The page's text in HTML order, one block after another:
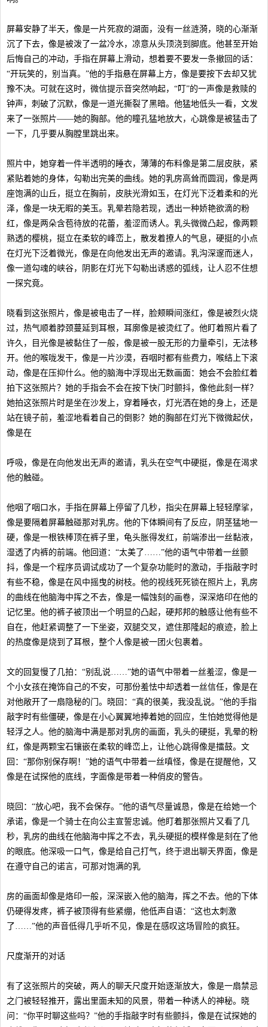
屏幕安静了半天，像是一片死寂的湖面，没有一丝涟漪，晓的心渐渐
沉了下去，像是被泼了一盆冷水，凉意从头顶浇到脚底。他甚至开始
后悔自己的冲动，手指在屏幕上滑动，想着要不要发一条撤回的话：
“开玩笑的，别当真。”他的手指悬在屏幕上方，像是要按下去却又犹
豫不决。可就在这时，微信提示音突然响起，“叮”的一声像是救赎的
钟声，刺破了沉默，像是一道光撕裂了黑暗。他猛地低头一看，文发
来了一张照片——她的胸部。他的瞳孔猛地放大，心跳像是被猛击了
一下，几乎要从胸膛里跳出来。
照片中，她穿着一件半透明的睡衣，薄薄的布料像是第二层皮肤，紧
紧贴着她的身体，勾勒出完美的曲线。她的乳房高耸而圆润，像是两
座饱满的山丘，挺立在胸前，皮肤光滑如玉，在灯光下泛着柔和的光
泽，像是一块无暇的美玉。乳晕若隐若现，透出一种娇艳欲滴的粉
红，像是两朵含苞待放的花蕾，羞涩而诱人。乳头微微凸起，像两颗
熟透的樱桃，挺立在柔软的峰峦上，散发着撩人的气息，硬挺的小点
在灯光下泛着微光，像是在向他发出无声的邀请。乳沟深邃而迷人，
像一道勾魂的峡谷，阴影在灯光下勾勒出诱惑的弧线，让人忍不住想
一探究竟。
晓看到这张照片，像是被电击了一样，脸颊瞬间涨红，像是被烈火烧
过，热气顺着脖颈蔓延到耳根，耳廓像是被烫红了。他盯着照片看了
许久，目光像是被黏住了一般，像是被一股无形的力量牵引，无法移
开。他的喉咙发干，像是一片沙漠，吞咽时都有些费力，喉结上下滚
动，像是在压抑什么。他的脑海中浮现出无数画面：她会不会脸红着
拍下这张照片？她的手指会不会在按下快门时颤抖，像他此刻一样？
她拍这张照片时是坐在沙发上，穿着睡衣，灯光洒在她的身上，还是
站在镜子前，羞涩地看着自己的倒影？她的胸部在灯光下微微起伏，
像是在
呼吸，像是在向他发出无声的邀请，乳头在空气中硬挺，像是在渴求
他的触碰。
他咽了咽口水，手指在屏幕上停留了几秒，指尖在屏幕上轻轻摩挲，
像是要隔着屏幕触碰那对乳房。他的下体瞬间有了反应，阴茎猛地一
硬，像是一根铁棒顶在裤子里，龟头胀得发红，前端渗出一丝黏液，
湿透了内裤的前端。他回道：“太美了……”他的语气中带着一丝颤
抖，像是一个程序员调试成功了一个复杂功能时的激动，手指敲字时
有些不稳，像是在风中摇曳的树枝。他的视线死死锁在照片上，乳房
的曲线在他脑海中挥之不去，像是一幅蚀刻的画卷，深深烙印在他的
记忆里。他的裤子被顶出一个明显的凸起，硬邦邦的触感让他有些不
自在，他赶紧调整了一下坐姿，双腿交叉，遮住那隆起的痕迹，脸上
的热度像是烧到了耳根，整个人像是被一团火包裹着。
文的回复慢了几拍：“别乱说……”她的语气中带着一丝羞涩，像是一
个小女孩在掩饰自己的不安，可那份羞怯中却透着一丝信任，像是在
对他敞开了一扇隐秘的门。晓回：“真的很美，我没乱说。”他的手指
敲字时有些僵硬，像是在小心翼翼地捧着她的回应，生怕她觉得他是
轻浮之人。他的脑海中满是那对乳房的画面，乳头的硬挺，乳晕的粉
红，像是两颗宝石镶嵌在柔软的峰峦上，让他心跳得像是擂鼓。文
回：“那你别保存啊！”她的语气中带着一丝嗔怪，像是在提醒他，又
像是在试探他的底线，字面像是带着一种俏皮的警告。
晓回：“放心吧，我不会保存。”他的语气尽量诚恳，像是在给她一个
承诺，像是一个骑士在向公主宣誓忠诚。他盯着那张照片又看了几
秒，乳房的曲线在他脑海中挥之不去，乳头硬挺的模样像是刻在了他
的眼底。他深吸一口气，像是给自己打气，终于退出聊天界面，像是
在遵守自己的诺言，可那对饱满的乳
房的画面却像是烙印一般，深深嵌入他的脑海，挥之不去。他的下体
仍硬得发疼，裤子被顶得有些紧绷，他低声自语：“这也太刺激
了……”他的声音低得几乎听不见，像是在感叹这场冒险的疯狂。
尺度渐开的对话
有了这张照片的突破，两人的聊天尺度开始逐渐放大，像是一扇禁忌
之门被轻轻推开，露出里面未知的风景，带着一种诱人的神秘。晓
问：“你平时聊这些吗？”他的手指敲字时有些颤抖，像是在试探她的